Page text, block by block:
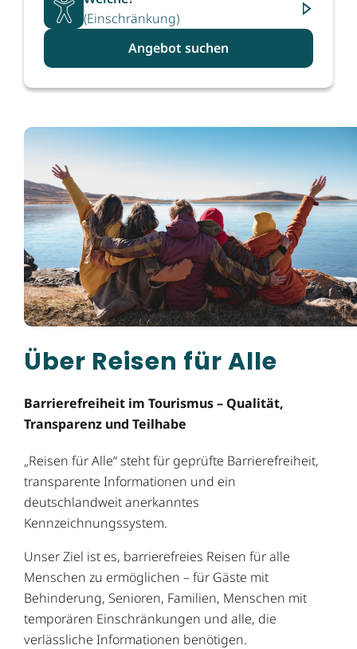
(Einschränkung)
Angebot suchen
Über Reisen für Alle
Barrierefreiheit im Tourismus – Qualität,
Transparenz und Teilhabe
„Reisen für Alle“ steht für geprüfte Barrierefreiheit,
transparente Informationen und ein
deutschlandweit anerkanntes
Kennzeichnungssystem.
Unser Ziel ist es, barrierefreies Reisen für alle
Menschen zu ermöglichen – für Gäste mit
Behinderung, Senioren, Familien, Menschen mit
temporären Einschränkungen und alle, die
verlässliche Informationen benötigen.